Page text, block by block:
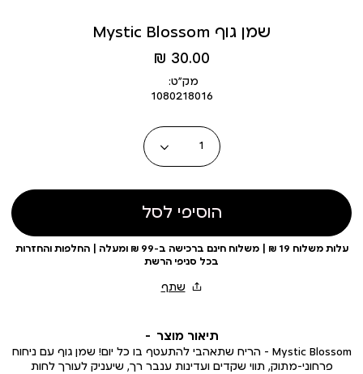
Mystic Blossom שמן גוף
מחיר
מוצר
30.00 ₪
מק״ט:
1080218016
כמות
הוסיפי לסל
עלות משלוח 19 ₪ | משלוח חינם ברכישה ב-99 ₪ ומעלה | החלפות והחזרות
בכל סניפי הרשת
תיאור מוצר
Mystic Blossom – הריח שתאהבי להתעטף בו כל יום! שמן גוף עם ניחוח
פרחוני-מתוק, תווי שקדים ועדינות ענבר רך, שיעניק לעורך לחות